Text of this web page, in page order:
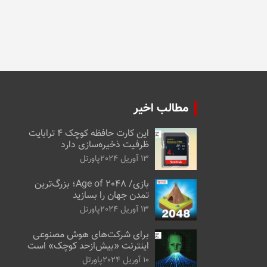
مطالب اخیر
این کارت حافظه کوچک ۴ ترابایت
ظرفیت ذخیره‌سازی دارد
13 آوریل 2024 پاورتل
بازی/ Age of 2048؛ بزرگ‌ترین
تمدن جهان را بسازید
13 آوریل 2024 پاورتل
برای شرکت‌های هوش مصنوعی
اینترنت «بیش‌از‌حد کوچک» است
10 آوریل 2024 پاورتل